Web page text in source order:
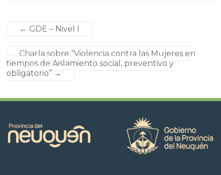
← GDE – Nivel I
Charla sobre “Violencia contra las Mujeres en
tiempos de Aislamiento social, preventivo y
obligatorio” →